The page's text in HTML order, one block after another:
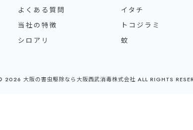
よくある質問
当社の特徴
シロアリ
イタチ
トコジラミ
蚊
2026 大阪の害虫駆除なら大阪西武消毒株式会社 ALL RIGHTS